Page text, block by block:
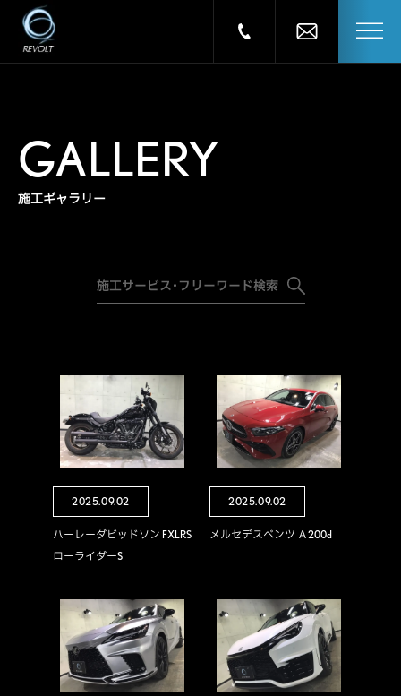
GALLERY
施工ギャラリー
2025.09.02
ハーレーダビッドソン FXLRS
ローライダーS
2025.09.02
メルセデスベンツ Ａ200d